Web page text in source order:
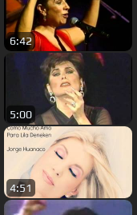
6:42
5:00
4:51